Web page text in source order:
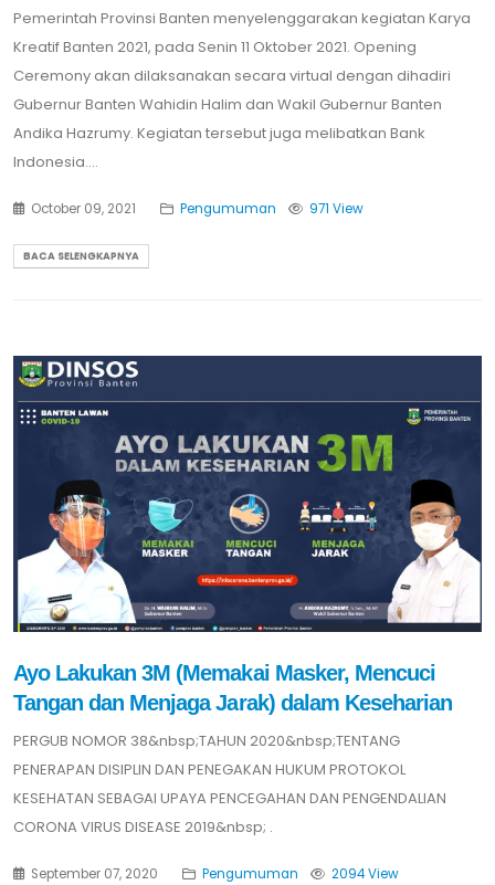
Pemerintah Provinsi Banten menyelenggarakan kegiatan Karya
Kreatif Banten 2021, pada Senin 11 Oktober 2021. Opening
Ceremony akan dilaksanakan secara virtual dengan dihadiri
Gubernur Banten Wahidin Halim dan Wakil Gubernur Banten
Andika Hazrumy. Kegiatan tersebut juga melibatkan Bank
Indonesia....
October 09, 2021 Pengumuman 971 View
BACA SELENGKAPNYA
Ayo Lakukan 3M (Memakai Masker, Mencuci
Tangan dan Menjaga Jarak) dalam Keseharian
PERGUB NOMOR 38&nbsp;TAHUN 2020&nbsp;TENTANG
PENERAPAN DISIPLIN DAN PENEGAKAN HUKUM PROTOKOL
KESEHATAN SEBAGAI UPAYA PENCEGAHAN DAN PENGENDALIAN
CORONA VIRUS DISEASE 2019&nbsp; .
September 07, 2020 Pengumuman 2094 View